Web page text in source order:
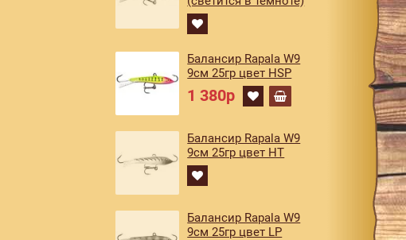
Балансир Rapala W9
9см 25гр цвет HSP
1 380р
Балансир Rapala W9
9см 25гр цвет HT
Балансир Rapala W9
9см 25гр цвет LP